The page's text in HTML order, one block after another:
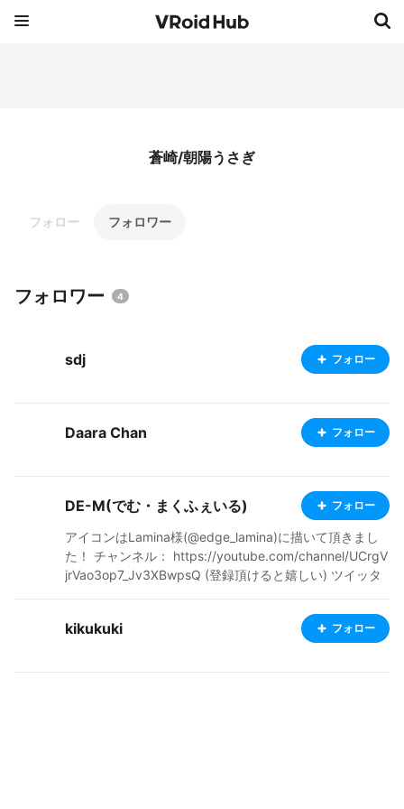
蒼崎/朝陽うさぎ
フォロー フォロワー
フォロワー 4
sdj フォロー
Daara Chan フォロー
DE-M(でむ・まくふぇいる) フォロー
アイコンはLamina様(@edge_lamina)に描いて頂きまし
た！ チャンネル： https://youtube.com/channel/UCrgV
jrVao3op7_Jv3XBwpsQ (登録頂けると嬉しい) ツイッタ
kikukuki フォロー